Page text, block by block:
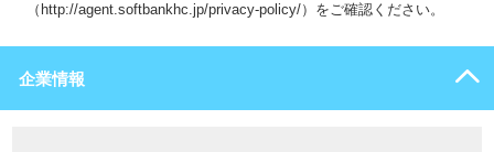
（http://agent.softbankhc.jp/privacy-policy/）をご確認ください。
企業情報